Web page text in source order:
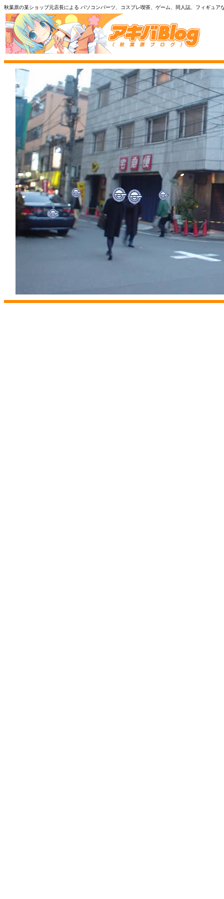
秋葉原の某ショップ元店長による パソコンパーツ、コスプレ喫茶、ゲーム、同人誌、フィギュ